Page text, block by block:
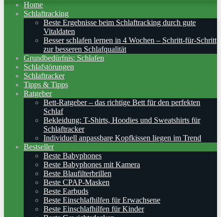
Home
Schlaftracking
Beste Ergebnisse beim Schlaftracking durch gute
Vitaldaten
Besser schlafen lernen in 4 Wochen – Schritt‑für‑Schritt
zur besseren Schlafqualität
Grundbedürfnis: Schlafen
Schlafstörungen
Schlaftracker
Tipps & Tipps
Ratgeber
Bett-Ratgeber – das richtige Bett für den perfekten
Schlaf
Bekleidung: T-Shirts, Hoodies und Sweatshirts für
Schlaftracker
Individuell anpassbare Kopfkissen liegen im Trend
Bestseller
Beste Babyphones
Beste Babyphones mit Kamera
Beste Blaufilterbrillen
Beste CPAP-Masken
Beste Earbuds
Beste Einschlafhilfen für Erwachsene
Beste Einschlafhilfen für Kinder